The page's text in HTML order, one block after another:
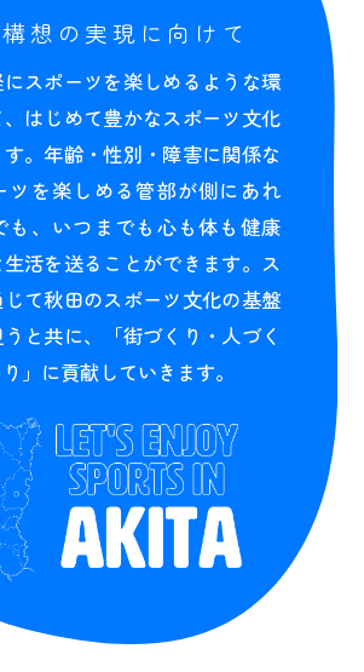
想の実現に向けて
スポーツを楽しめるような環
はじめて豊かなスポーツ文化
。年齢・性別・障害に関係な
ツを楽しめる管部が側にあれ
も、いつまでも心も体も健康
活を送ることができます。ス
て秋田のスポーツ文化の基盤
と共に、「街づくり・人づく
」に貢献していきます。